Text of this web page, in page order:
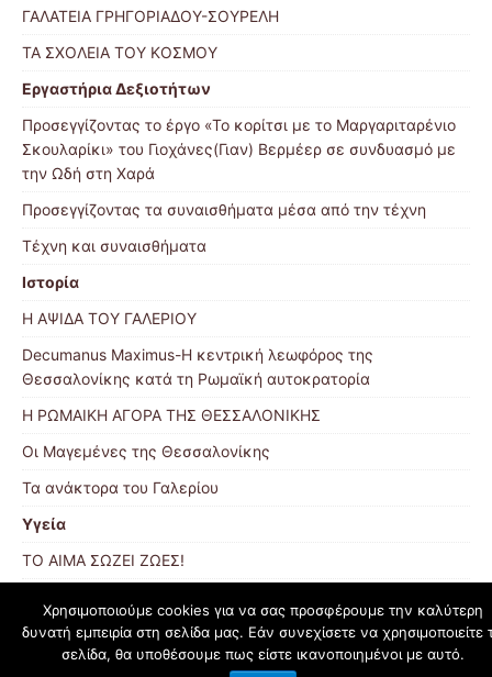
ΓΑΛΑΤΕΙΑ ΓΡΗΓΟΡΙΑΔΟΥ-ΣΟΥΡΕΛΗ
ΤΑ ΣΧΟΛΕΙΑ ΤΟΥ ΚΟΣΜΟΥ
Εργαστήρια Δεξιοτήτων
Προσεγγίζοντας το έργο «Το κορίτσι με το Μαργαριταρένιο
Σκουλαρίκι» του Γιοχάνες(Γιαν) Βερμέερ σε συνδυασμό με
την Ωδή στη Χαρά
Προσεγγίζοντας τα συναισθήματα μέσα από την τέχνη
Τέχνη και συναισθήματα
Ιστορία
Η ΑΨΙΔΑ ΤΟΥ ΓΑΛΕΡΙΟΥ
Decumanus Maximus-Η κεντρική λεωφόρος της
Θεσσαλονίκης κατά τη Ρωμαϊκή αυτοκρατορία
Η ΡΩΜΑΙΚΗ ΑΓΟΡΑ ΤΗΣ ΘΕΣΣΑΛΟΝΙΚΗΣ
Οι Μαγεμένες της Θεσσαλονίκης
Τα ανάκτορα του Γαλερίου
Υγεία
ΤΟ ΑΙΜΑ ΣΩΖΕΙ ΖΩΕΣ!
schoolpress.sch.gr
Χρησιμοποιούμε cookies για να σας προσφέρουμε την καλύτερη
δυνατή εμπειρία στη σελίδα μας. Εάν συνεχίσετε να χρησιμοποιείτε
σελίδα, θα υποθέσουμε πως είστε ικανοποιημένοι με αυτό.